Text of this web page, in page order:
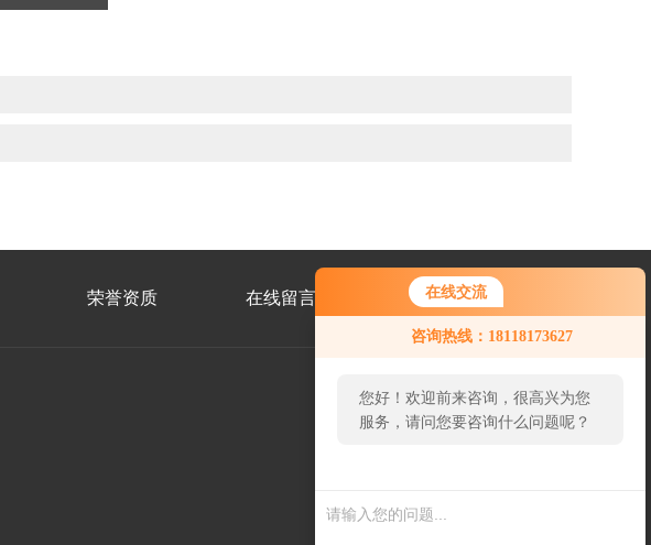
在线交流
咨询热线：18118173627
您好！欢迎前来咨询，很高兴为您
服务，请问您要咨询什么问题呢？
您好，看您停留很久了，是否找到
了需求产品，您可以直接在线与我
荣誉资质 在线留言 联系我们
码